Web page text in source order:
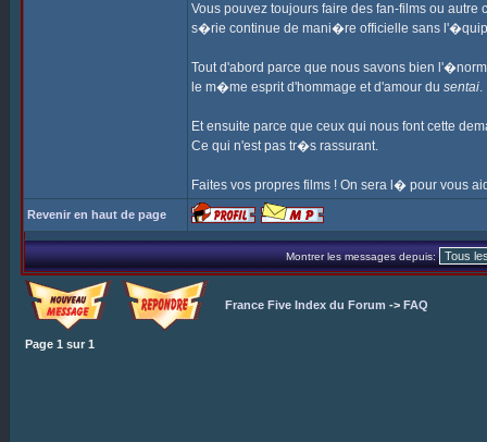
Vous pouvez toujours faire des fan-films ou
s�rie continue de mani�re officielle sans
Tout d'abord parce que nous savons bien
le m�me esprit d'hommage et d'amour du sentai.
Et ensuite parce que ceux qui nous font cette
Ce qui n'est pas tr�s rassurant.
Faites vos propres films ! On sera l� pour vous
Revenir en haut de page
Montrer les messages depuis:
France Five Index du Forum -> FAQ
Page 1 sur 1